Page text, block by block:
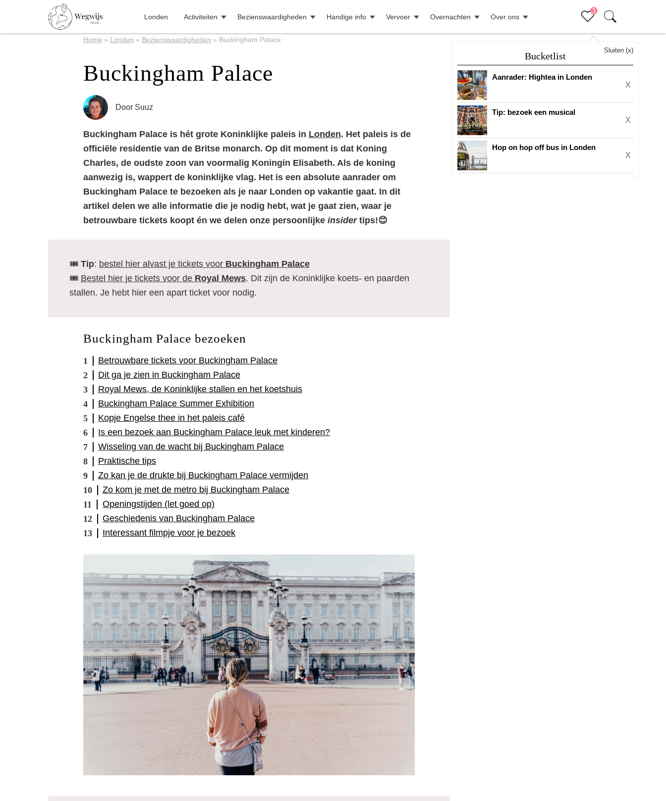
3
Londen Activiteiten Bezienswaardigheden Handige info Vervoer Overnachten Over ons
Bucketlist
Sluiten (x)
Aanrader: Hightea in Londen
X
Tip: bezoek een musical
X
Hop on hop off bus in Londen
X
Home » Londen » Bezienswaardigheden » Buckingham Palace
Buckingham Palace
Door Suuz
Buckingham Palace is hét grote Koninklijke paleis in Londen. Het paleis is de
officiële residentie van de Britse monarch. Op dit moment is dat Koning
Charles, de oudste zoon van voormalig Koningin Elisabeth. Als de koning
aanwezig is, wappert de koninklijke vlag. Het is een absolute aanrader om
Buckingham Palace te bezoeken als je naar Londen op vakantie gaat. In dit
artikel delen we alle informatie die je nodig hebt, wat je gaat zien, waar je
betrouwbare tickets koopt én we delen onze persoonlijke insidertips!😊
🎟️ Tip: bestel hier alvast je tickets voor Buckingham Palace
🎟️ Bestel hier je tickets voor de Royal Mews. Dit zijn de Koninklijke koets- en paarden
stallen. Je hebt hier een apart ticket voor nodig.
Buckingham Palace bezoeken
Betrouwbare tickets voor Buckingham Palace
Dit ga je zien in Buckingham Palace
Royal Mews, de Koninklijke stallen en het koetshuis
Buckingham Palace Summer Exhibition
Kopje Engelse thee in het paleis café
Is een bezoek aan Buckingham Palace leuk met kinderen?
Wisseling van de wacht bij Buckingham Palace
Praktische tips
Zo kan je de drukte bij Buckingham Palace vermijden
Zo kom je met de metro bij Buckingham Palace
Openingstijden (let goed op)
Geschiedenis van Buckingham Palace
Interessant filmpje voor je bezoek